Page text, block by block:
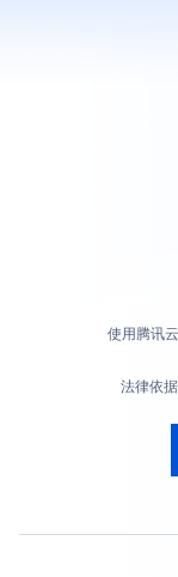
使用腾讯
法律依